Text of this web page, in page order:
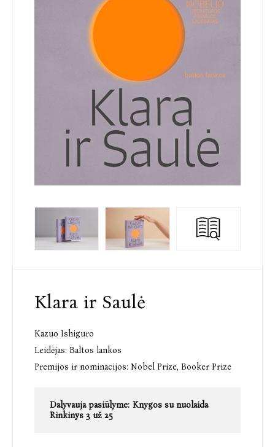
Klara ir Saulė
Kazuo Ishiguro
Leidėjas: Baltos lankos
Premijos ir nominacijos: Nobel Prize, Booker Prize
Dalyvauja pasiūlyme: Knygos su nuolaida
Rinkinys 3 už 25